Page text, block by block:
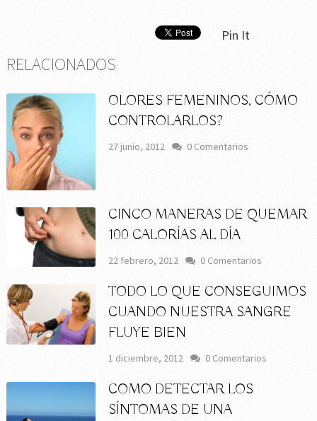
Pin It
RELACIONADOS
OLORES FEMENINOS, CÓMO
CONTROLARLOS?
27 junio, 2012 0 Comentarios
CINCO MANERAS DE QUEMAR
100 CALORÍAS AL DÍA
22 febrero, 2012 0 Comentarios
TODO LO QUE CONSEGUIMOS
CUANDO NUESTRA SANGRE
FLUYE BIEN
1 diciembre, 2012 0 Comentarios
COMO DETECTAR LOS
SÍNTOMAS DE UNA